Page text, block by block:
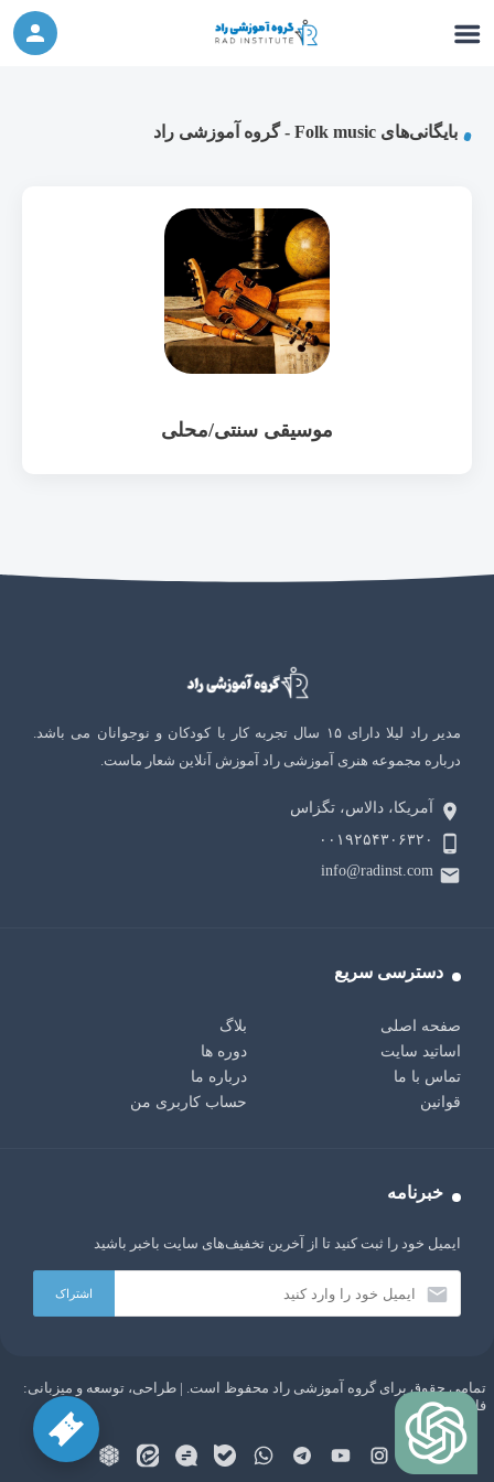
شرکت در ورکشاپ آنلاین
بایگانی‌های Folk music - گروه آموزشی راد
موسیقی سنتی/محلی
مدیر راد لیلا دارای ۱۵ سال تجربه کار با کودکان و نوجوانان می باشد.
درباره مجموعه هنری آموزشی راد آموزش آنلاین شعار ماست.
آمریکا، دالاس، تگزاس
۰۰۱۹۲۵۴۳۰۶۳۲۰
info@radinst.com
دسترسی سریع
صفحه اصلی
بلاگ
اساتید سایت
دوره ها
تماس با ما
درباره ما
قوانین
حساب کاربری من
خبرنامه
ایمیل خود را ثبت کنید تا از آخرین تخفیف‌های سایت باخبر باشید
تمامی حقوق برای گروه آموزشی راد محفوظ است. | طراحی، توسعه و میزبانی:
فاباپارس
AI:
سلام دوست من، من یک ربات چت با هوش مصنوعی GPT
هستم. هر چیزی دوست داری از من بپرس!